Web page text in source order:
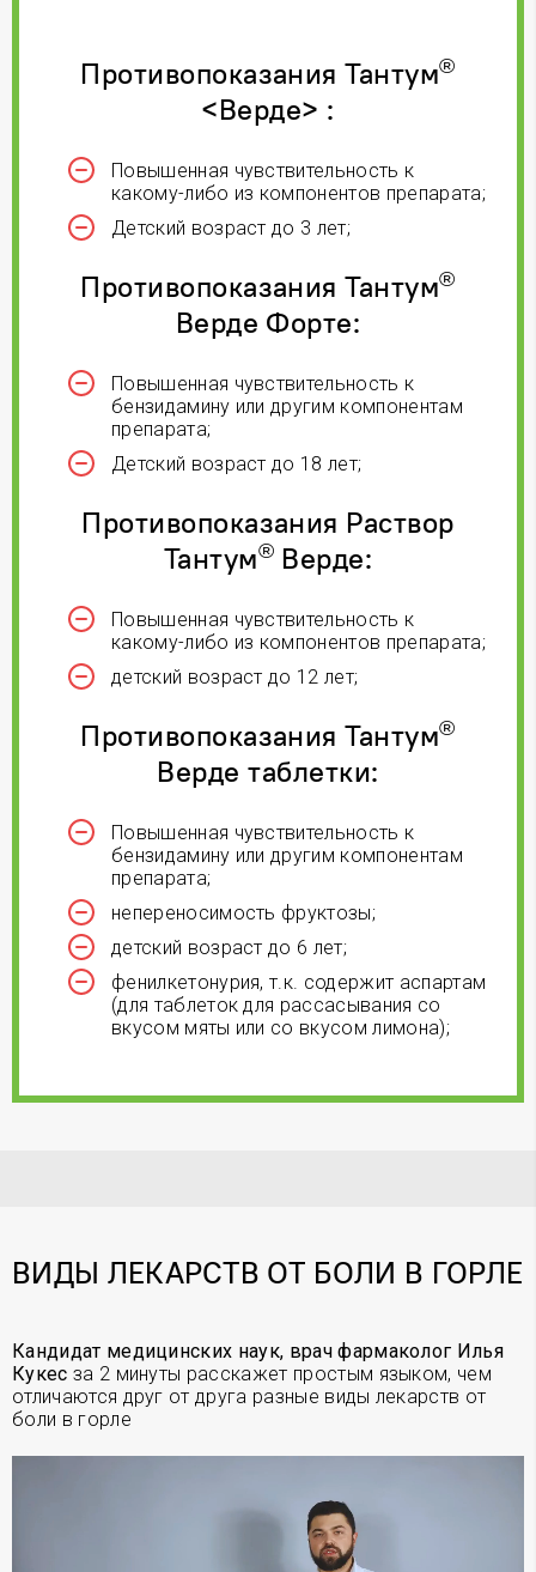
Противопоказания Тантум®
<Верде> :
Повышенная чувствительность к
какому-либо из компонентов препарата;
Детский возраст до 3 лет;
Противопоказания Тантум®
Верде Форте:
Повышенная чувствительность к
бензидамину или другим компонентам
препарата;
Детский возраст до 18 лет;
Противопоказания Раствор
Тантум® Верде:
Повышенная чувствительность к
какому-либо из компонентов препарата;
детский возраст до 12 лет;
Противопоказания Тантум®
Верде таблетки:
Повышенная чувствительность к
бензидамину или другим компонентам
препарата;
непереносимость фруктозы;
детский возраст до 6 лет;
фенилкетонурия, т.к. содержит аспартам
(для таблеток для рассасывания со
вкусом мяты или со вкусом лимона);
ВИДЫ ЛЕКАРСТВ ОТ БОЛИ В ГОРЛЕ
Кандидат медицинских наук, врач фармаколог Илья
Кукес за 2 минуты расскажет простым языком, чем
отличаются друг от друга разные виды лекарств от
боли в горле